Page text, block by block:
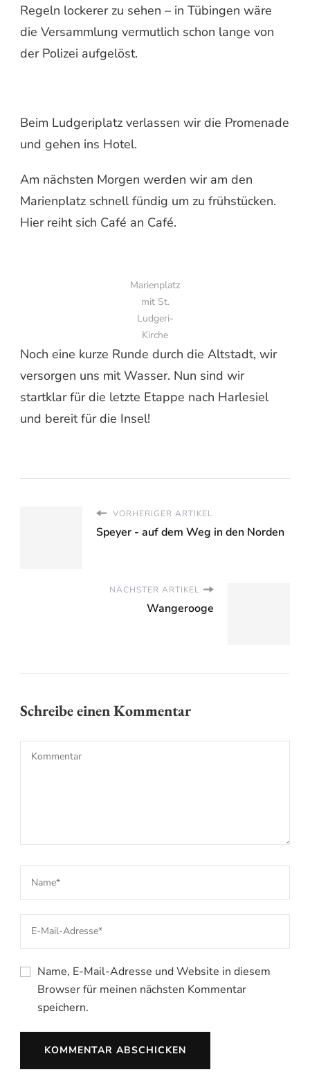
Regeln lockerer zu sehen – in Tübingen wäre
die Versammlung vermutlich schon lange von
der Polizei aufgelöst.
Beim Ludgeriplatz verlassen wir die Promenade
und gehen ins Hotel.
Am nächsten Morgen werden wir am den
Marienplatz schnell fündig um zu frühstücken.
Hier reiht sich Café an Café.
Marienplatz
mit St.
Ludgeri-
Kirche
Noch eine kurze Runde durch die Altstadt, wir
versorgen uns mit Wasser. Nun sind wir
startklar für die letzte Etappe nach Harlesiel
und bereit für die Insel!
VORHERIGER ARTIKEL
Speyer - auf dem Weg in den Norden
NÄCHSTER ARTIKEL
Wangerooge
Schreibe einen Kommentar
Name, E-Mail-Adresse und Website in diesem
Browser für meinen nächsten Kommentar
speichern.